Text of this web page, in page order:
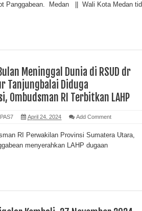
Panggabean. Medan || Wali Kota Medan
Meninggal Dunia di RSUD dr
Tanjungbalai Diduga
Ombudsman RI Terbitkan LAHP
April 24, 2024 Add Comment
RI Perwakilan Provinsi Sumatera Utara,
menyerahkan LAHP dugaan